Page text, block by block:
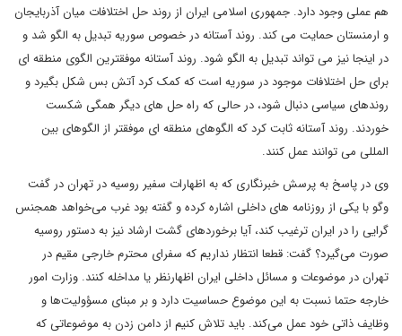
هم عملی وجود دارد. جمهوری اسلامی ایران از روند حل اختلافات میان آذربایجان
و ارمنستان حمایت می کند. روند آستانه در خصوص سوریه تبدیل به الگو شد و
در اینجا نیز می تواند تبدیل به الگو شود. روند آستانه موفقترین الگوی منطقه ای
برای حل اختلافات موجود در سوریه است که کمک کرد آتش بس شکل بگیرد و
روندهای سیاسی دنبال شود، در حالی که راه حل های دیگر همگی شکست
خوردند. روند آستانه ثابت کرد که الگوهای منطقه ای موفقتر از الگوهای بین
المللی می توانند عمل کنند.
وی در پاسخ به پرسش خبرنگاری که به اظهارات سفیر روسیه در تهران در گفت
وگو با یکی از روزنامه های داخلی اشاره کرده و گفته بود غرب می‌خواهد همجنس
گرایی را در ایران ترغیب کند، آیا برخوردهای گشت ارشاد نیز به دستور روسیه
صورت می‌گیرد؟ گفت: قطعا انتظار نداریم که سفرای محترم خارجی مقیم در
تهران در موضوعات و مسائل داخلی ایران اظهارنظر یا مداخله کنند. وزارت امور
خارجه حتما نسبت به این موضوع حساسیت دارد و بر مبنای مسؤولیت‌ها و
وظایف ذاتی خود عمل می‌کند. باید تلاش کنیم از دامن زدن به موضوعاتی که